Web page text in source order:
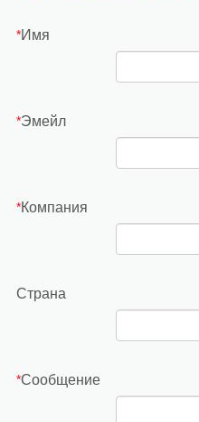
*Имя
*Эмейл
*Компания
Страна
*Сообщение